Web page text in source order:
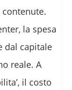
contenute.
la spesa
dal capitale
reale. A
il costo